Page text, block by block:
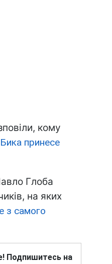
кому
принесе
Глоба
на яких
з самого
Подпишитесь на